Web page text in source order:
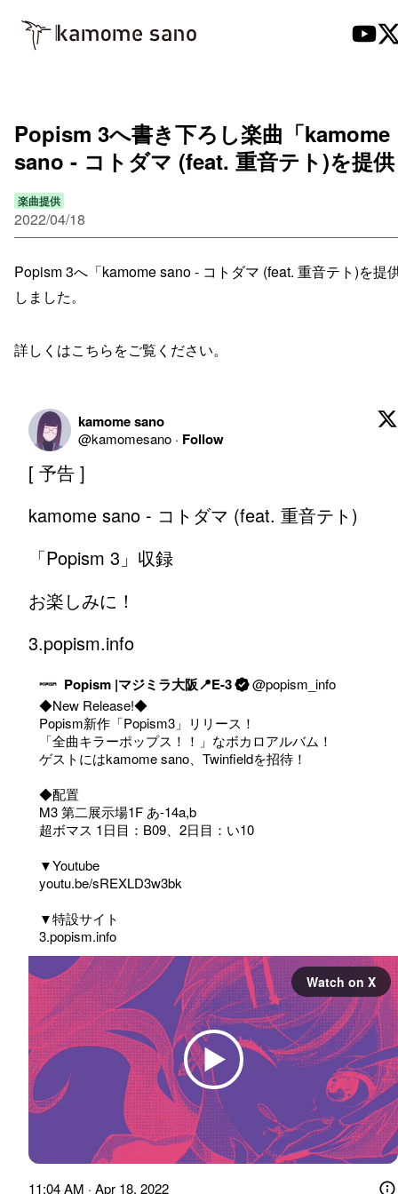
Popism 3へ書き下ろし楽曲「kamome
sano - コトダマ (feat. 重音テト)を提供
楽曲提供
2022/04/18
Popism 3へ「kamome sano - コトダマ (feat. 重音テト)を提
しました。
詳しくはこちらをご覧ください。
kamome sano
@kamomesano · Follow
[ 予告 ]
kamome sano - コトダマ (feat. 重音テト)
「Popism 3」収録
お楽しみに！
3.popism.info
Popism |マジミラ大阪📍E-3 @popism_info
◆New Release!◆
Popism新作「Popism3」リリース！
「全曲キラーポップス！！」なボカロアルバム！
ゲストにはkamome sano、Twinfieldを招待！
◆配置
M3 第二展示場1F あ-14a,b
超ボマス 1日目：B09、2日目：い10
youtu.be/sREXLD3w3bk
3.popism.info
Watch on X
11:04 AM · Apr 18, 2022